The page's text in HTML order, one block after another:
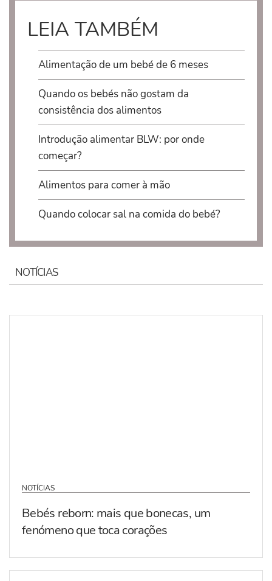
LEIA TAMBÉM
Alimentação de um bebé de 6 meses
Quando os bebés não gostam da
consistência dos alimentos
Introdução alimentar BLW: por onde
começar?
Alimentos para comer à mão
Quando colocar sal na comida do bebé?
NOTÍCIAS
NOTÍCIAS
Bebés reborn: mais que bonecas, um
fenómeno que toca corações